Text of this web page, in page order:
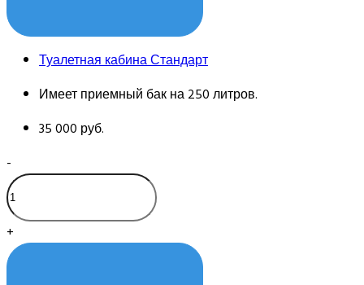
Туалетная кабина Стандарт
Имеет приемный бак на 250 литров.
35 000 руб.
-
+